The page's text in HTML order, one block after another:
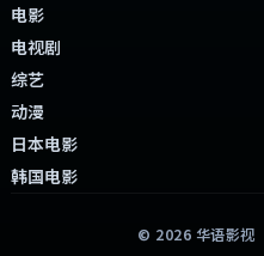
电影
电视剧
综艺
动漫
日本电影
韩国电影
© 2026 华语影视